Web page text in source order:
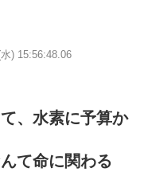
) 15:56:48.06
、水素に予算か
て命に関わる